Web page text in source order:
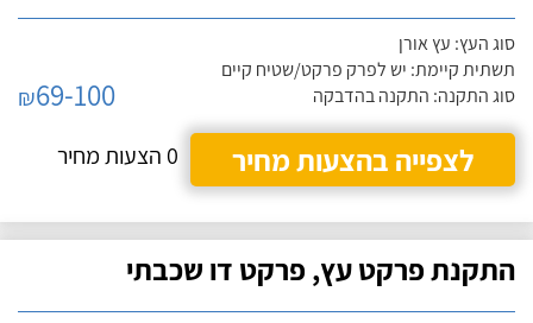
סוג העץ: עץ אורן
תשתית קיימת: יש לפרק פרקט/שטיח קיים
סוג התקנה: התקנה בהדבקה
₪69-100
לצפייה בהצעות מחיר
0 הצעות מחיר
התקנת פרקט עץ, פרקט דו שכבתי